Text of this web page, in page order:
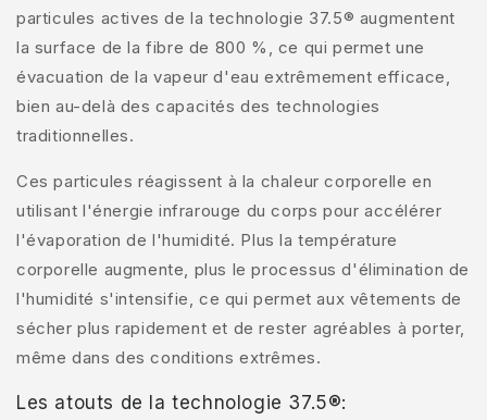
particules actives de la technologie 37.5® augmentent
la surface de la fibre de 800 %, ce qui permet une
évacuation de la vapeur d'eau extrêmement efficace,
bien au-delà des capacités des technologies
traditionnelles.
Ces particules réagissent à la chaleur corporelle en
utilisant l'énergie infrarouge du corps pour accélérer
l'évaporation de l'humidité. Plus la température
corporelle augmente, plus le processus d'élimination de
l'humidité s'intensifie, ce qui permet aux vêtements de
sécher plus rapidement et de rester agréables à porter,
même dans des conditions extrêmes.
Les atouts de la technologie 37.5®: